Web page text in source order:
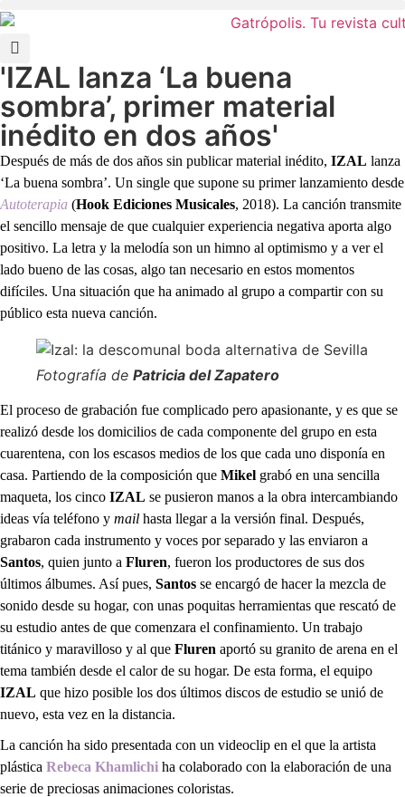
'IZAL lanza ‘La buena
sombra’, primer material
inédito en dos años'
Después de más de dos años sin publicar material inédito, IZAL lanza
‘La buena sombra’. Un single que supone su primer lanzamiento desde
Autoterapia (Hook Ediciones Musicales, 2018). La canción transmite
el sencillo mensaje de que cualquier experiencia negativa aporta algo
positivo. La letra y la melodía son un himno al optimismo y a ver el
lado bueno de las cosas, algo tan necesario en estos momentos
difíciles. Una situación que ha animado al grupo a compartir con su
público esta nueva canción.
Fotografía de Patricia del Zapatero
El proceso de grabación fue complicado pero apasionante, y es que se
realizó desde los domicilios de cada componente del grupo en esta
cuarentena, con los escasos medios de los que cada uno disponía en
casa. Partiendo de la composición que Mikel grabó en una sencilla
maqueta, los cinco IZAL se pusieron manos a la obra intercambiando
ideas vía teléfono y mail hasta llegar a la versión final. Después,
grabaron cada instrumento y voces por separado y las enviaron a
Santos, quien junto a Fluren, fueron los productores de sus dos
últimos álbumes. Así pues, Santos se encargó de hacer la mezcla de
sonido desde su hogar, con unas poquitas herramientas que rescató de
su estudio antes de que comenzara el confinamiento. Un trabajo
titánico y maravilloso y al que Fluren aportó su granito de arena en el
tema también desde el calor de su hogar. De esta forma, el equipo
IZAL que hizo posible los dos últimos discos de estudio se unió de
nuevo, esta vez en la distancia.
La canción ha sido presentada con un videoclip en el que la artista
plástica Rebeca Khamlichi ha colaborado con la elaboración de una
serie de preciosas animaciones coloristas.